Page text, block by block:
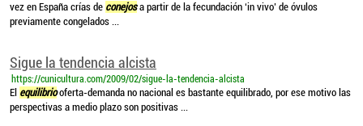
vez en España crías de conejosa partir de la fecundación ‘in vivo’ de óvulos
previamente congelados ...
Sigue la tendencia alcista
https://cunicultura.com/2009/02/sigue-la-tendencia-alcista
El equilibriooferta-demanda no nacional es bastante equilibrado, por ese motivo las
perspectivas a medio plazo son positivas ...